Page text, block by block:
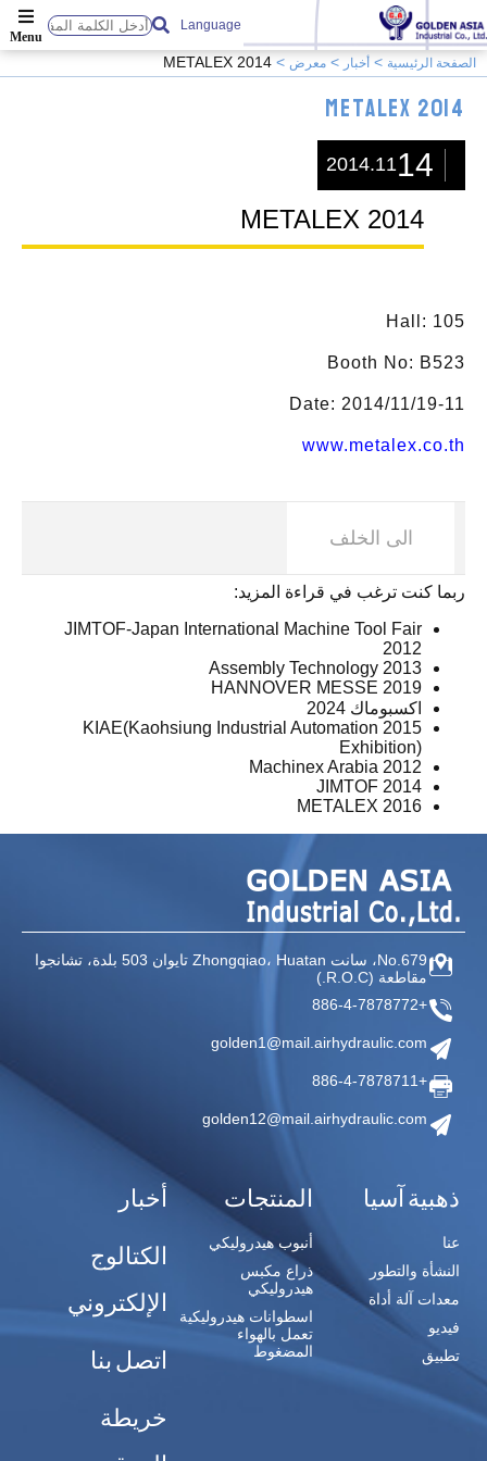
Language
الصفحة الرئيسية أخبار معرض METALEX 2014
METALEX 2014
14
2014.11
METALEX 2014
Hall: 105
Booth No: B523
Date: 2014/11/19-11
www.metalex.co.th
الى الخلف
ربما كنت ترغب في قراءة المزيد:
JIMTOF-Japan International Machine Tool Fair
2012
Assembly Technology 2013
HANNOVER MESSE 2019
اكسبوماك 2024
2015 KIAE(Kaohsiung Industrial Automation
Exhibition)
Machinex Arabia 2012
JIMTOF 2014
METALEX 2016
No.679، سانت Zhongqiao، Huatan تايوان
503 بلدة، تشانجوا
مقاطعة (R.O.C.)
+886-4-7878772
golden1@mail.airhydraulic.com
+886-4-7878711
golden12@mail.airhydraulic.com
ذهبية آسيا
عنا
النشأة والتطور
معدات آلة أداة
فيديو
تطبيق
المنتجات
أنبوب هيدروليكي
ذراع مكبس
هيدروليكي
اسطوانات هيدروليكية
تعمل بالهواء
المضغوط
أخبار
الكتالوج
الإلكتروني
اتصل بنا
خريطة